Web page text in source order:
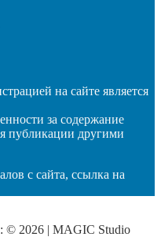
на сайте является
за содержание
публикации другими
с сайта, ссылка на
© 2026 | MAGIC Studio